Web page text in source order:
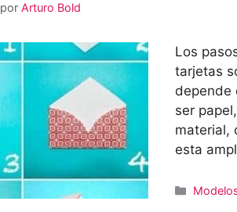
por Arturo Bold
Los
tarjetas
depende
ser
material,
esta